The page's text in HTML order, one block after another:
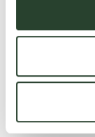
schaffen
Belästigung,